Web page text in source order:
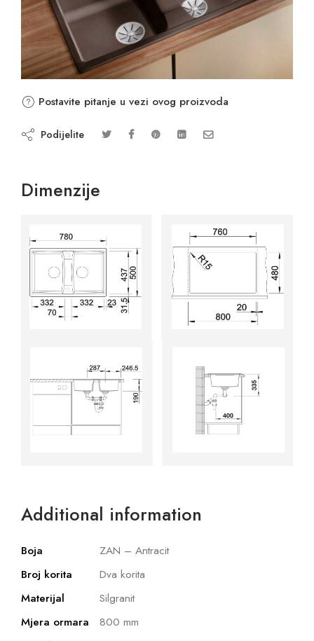
Postavite pitanje u vezi ovog proizvoda
Podijelite
Dimenzije
Additional information
Boja
ZAN – Antracit
Broj korita
Dva korita
Materijal
Silgranit
Mjera ormara
800 mm